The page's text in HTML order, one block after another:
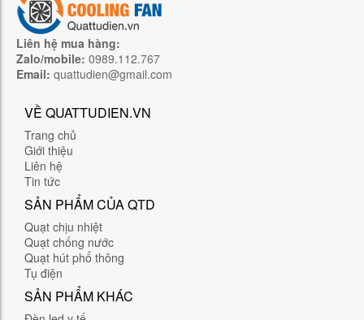
Liên hệ mua hàng:
Zalo/mobile: 0989.112.767
Email: quattudien@gmail.com
VỀ QUATTUDIEN.VN
Trang chủ
Giới thiệu
Liên hệ
Tin tức
SẢN PHẨM CỦA QTD
Quạt chịu nhiệt
Quạt chống nước
Quạt hút phổ thông
Tụ điện
SẢN PHẨM KHÁC